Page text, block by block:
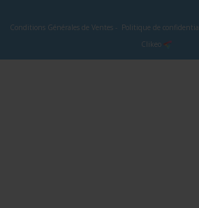
Conditions Générales de Ventes- Politique de
Clikeo